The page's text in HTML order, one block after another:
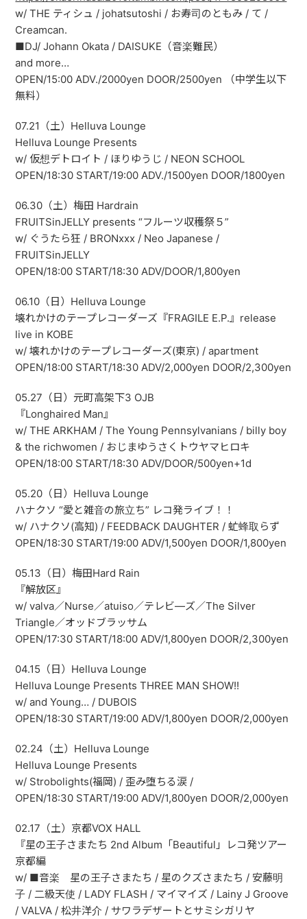
w/ THE ティシュ / johatsutoshi / お寿司のともみ / て /
Creamcan.
■DJ/ Johann Okata / DAISUKE（音楽難民）
and more…
OPEN/15:00 ADV./2000yen DOOR/2500yen （中学生以下
無料）
07.21（土）Helluva Lounge
Helluva Lounge Presents
w/ 仮想デトロイト / ほりゆうじ / NEON SCHOOL
OPEN/18:30 START/19:00 ADV./1500yen DOOR/1800yen
06.30（土）梅田 Hardrain
FRUITSinJELLY presents “フルーツ収穫祭５”
w/ ぐうたら狂 / BRONxxx / Neo Japanese /
FRUITSinJELLY
OPEN/18:00 START/18:30 ADV/DOOR/1,800yen
06.10（日）Helluva Lounge
壊れかけのテープレコーダーズ『FRAGILE E.P.』release
live in KOBE
w/ 壊れかけのテープレコーダーズ(東京) / apartment
OPEN/18:00 START/18:30 ADV/2,000yen DOOR/2,300yen
05.27（日）元町高架下3 OJB
『Longhaired Man』
w/ THE ARKHAM / The Young Pennsylvanians / billy boy
& the richwomen / おじまゆうさくトウヤマヒロキ
OPEN/18:00 START/18:30 ADV/DOOR/500yen+1d
05.20（日）Helluva Lounge
ハナクソ “愛と雑音の旅立ち” レコ発ライブ！！
w/ ハナクソ(高知) / FEEDBACK DAUGHTER / 虻蜂取らず
OPEN/18:30 START/19:00 ADV/1,500yen DOOR/1,800yen
05.13（日）梅田Hard Rain
『解放区』
w/ valva／Nurse／atuiso／テレビ―ズ／The Silver
Triangle／オッドブラッサム
OPEN/17:30 START/18:00 ADV/1,800yen DOOR/2,300yen
04.15（日）Helluva Lounge
Helluva Lounge Presents THREE MAN SHOW!!
w/ and Young… / DUBOIS
OPEN/18:30 START/19:00 ADV/1,800yen DOOR/2,000yen
02.24（土）Helluva Lounge
Helluva Lounge Presents
w/ Strobolights(福岡) / 歪み堕ちる涙 /
OPEN/18:30 START/19:00 ADV/1,800yen DOOR/2,000yen
02.17（土）京都VOX HALL
『星の王子さまたち 2nd Album「Beautiful」レコ発ツアー
京都編
w/ ■音楽 星の王子さまたち / 星のクズさまたち / 安藤明
子 / 二級天使 / LADY FLASH / マイマイズ / Lainy J Groove
/ VALVA / 松井洋介 / サワラデザートとサミシガリヤ